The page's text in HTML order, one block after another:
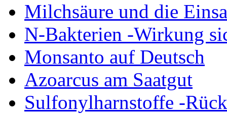
Milchsäure und die
N-Bakterien -Wirkung
Monsanto auf Deutsch
Azoarcus am Saatgut
Sulfonylharnstoffe -